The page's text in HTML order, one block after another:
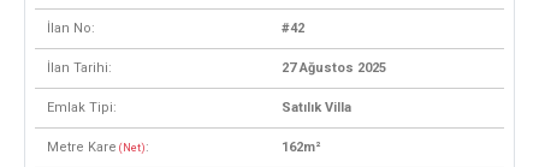
İlan No: #42
İlan Tarihi: 27 Ağustos 2025
Emlak Tipi: Satılık Villa
Metre Kare (Net) : 162m²